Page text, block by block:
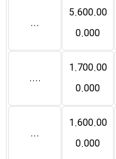
5.600.00
0.000
...
1.700.00
0.000
....
1.600.00
0.000
...